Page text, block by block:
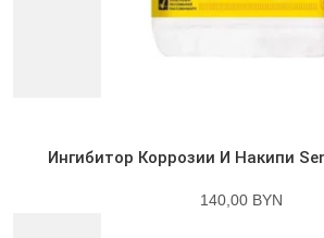
Ингибитор Коррозии И Накипи
140,00 BYN